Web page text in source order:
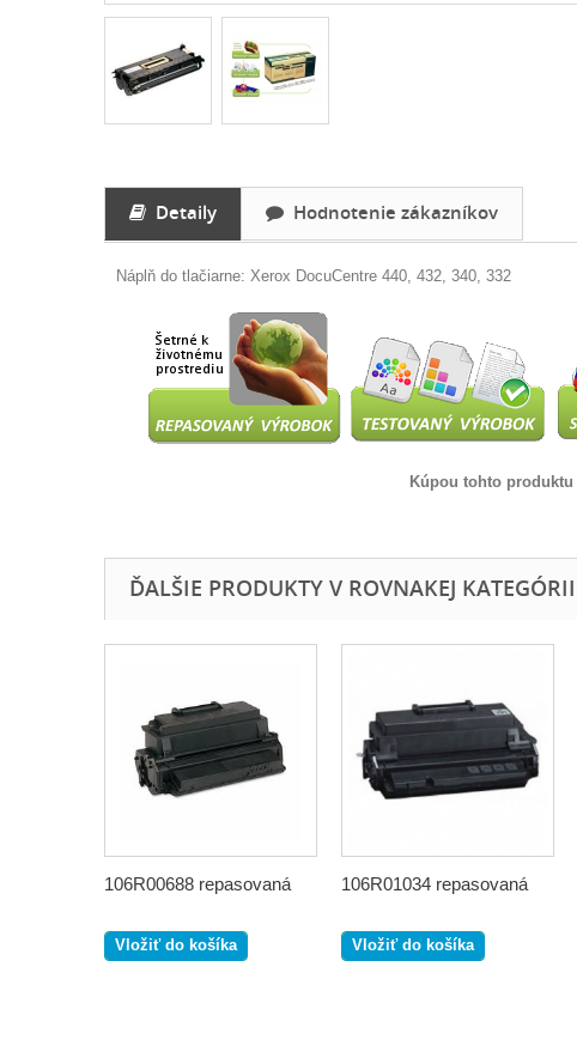
Detaily Hodnotenie zákazníkov
Náplň do tlačiarne: Xerox DocuCentre 440, 432, 340, 332
Kúpou tohto
ĎALŠIE PRODUKTY V ROVNAKEJ
106R00688 repasovaná
Vložiť do košíka
106R01034 repasovaná
Vložiť do košíka